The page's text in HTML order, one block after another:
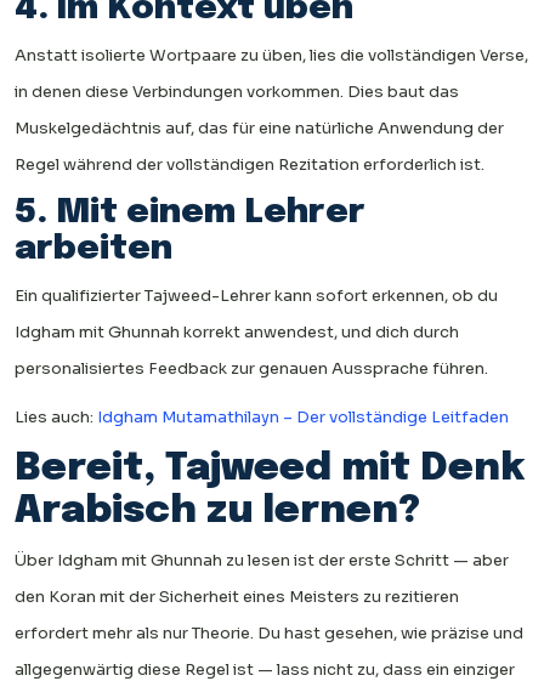
4. Im Kontext üben
Anstatt isolierte Wortpaare zu üben, lies die vollständigen Verse,
in denen diese Verbindungen vorkommen. Dies baut das
Muskelgedächtnis auf, das für eine natürliche Anwendung der
Regel während der vollständigen Rezitation erforderlich ist.
5. Mit einem Lehrer
arbeiten
Ein qualifizierter Tajweed-Lehrer kann sofort erkennen, ob du
Idgham mit Ghunnah korrekt anwendest, und dich durch
personalisiertes Feedback zur genauen Aussprache führen.
Lies auch: Idgham Mutamathilayn – Der vollständige Leitfaden
Bereit, Tajweed mit Denk
Arabisch zu lernen?
Über Idgham mit Ghunnah zu lesen ist der erste Schritt — aber
den Koran mit der Sicherheit eines Meisters zu rezitieren
erfordert mehr als nur Theorie. Du hast gesehen, wie präzise und
allgegenwärtig diese Regel ist — lass nicht zu, dass ein einziger